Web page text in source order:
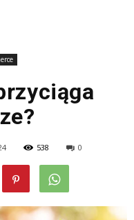
538 0